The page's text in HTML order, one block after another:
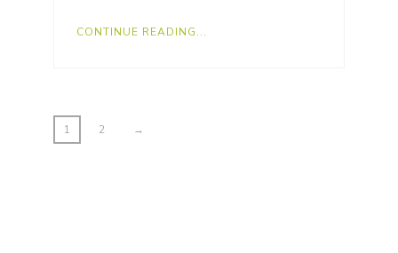
CONTINUE READING...
1 2 →